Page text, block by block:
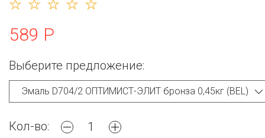
589 Р
Выберите предложение:
Кол-во: